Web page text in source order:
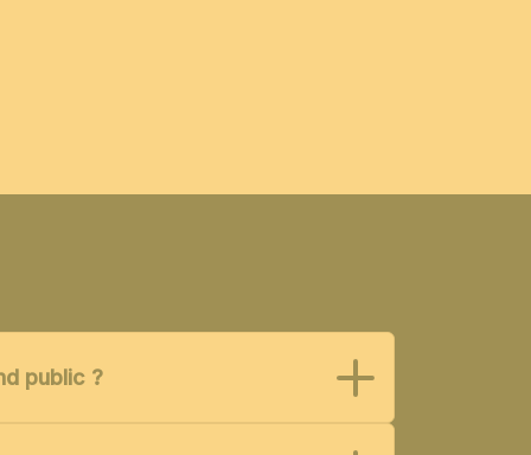
public ?